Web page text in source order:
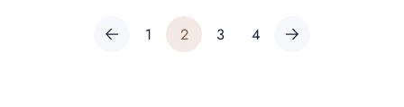
Previous page Page
1 Page
2 Page
3 Page
4 Next page